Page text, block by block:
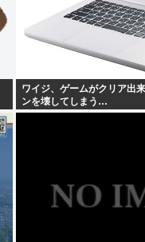
ワイジ、ゲームがクリア出
ンを壊してしまう…